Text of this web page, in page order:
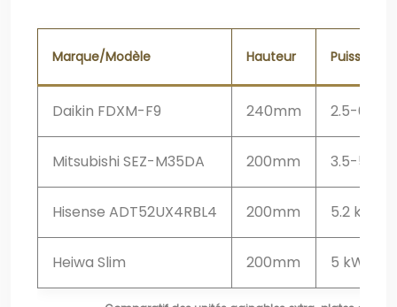
Marque/Modèle Hauteur Puissance
Daikin FDXM-F9 240mm 2.5-6 kW
Mitsubishi SEZ-M35DA 200mm 3.5-5 kW
Hisense ADT52UX4RBL4 200mm 5.2 kW
Heiwa Slim 200mm 5 kW